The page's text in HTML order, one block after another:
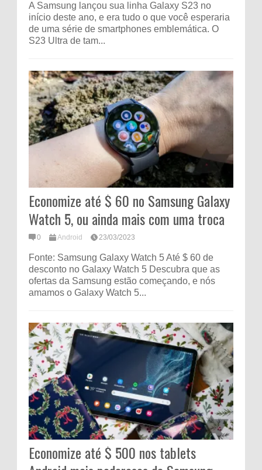
A Samsung lançou sua linha Galaxy S23 no
início deste ano, e era tudo o que você esperaria
de uma série de smartphones emblemática. O
S23 Ultra de tam...
Economize até $ 60 no Samsung Galaxy
Watch 5, ou ainda mais com uma troca
0 Android 23/03/2023
Fonte: Samsung Galaxy Watch 5 Até $ 60 de
desconto no Galaxy Watch 5 Descubra que as
ofertas da Samsung estão começando, e nós
amamos o Galaxy Watch 5...
Economize até $ 500 nos tablets